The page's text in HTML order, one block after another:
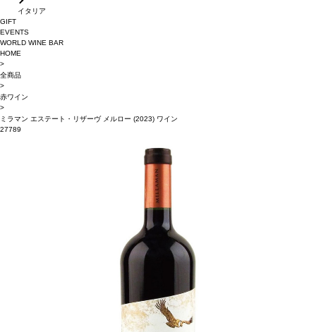
イタリア
GIFT
EVENTS
WORLD WINE BAR
HOME
>
全商品
>
赤ワイン
>
ミラマン エステート・リザーヴ メルロー (2023) ワイン
27789